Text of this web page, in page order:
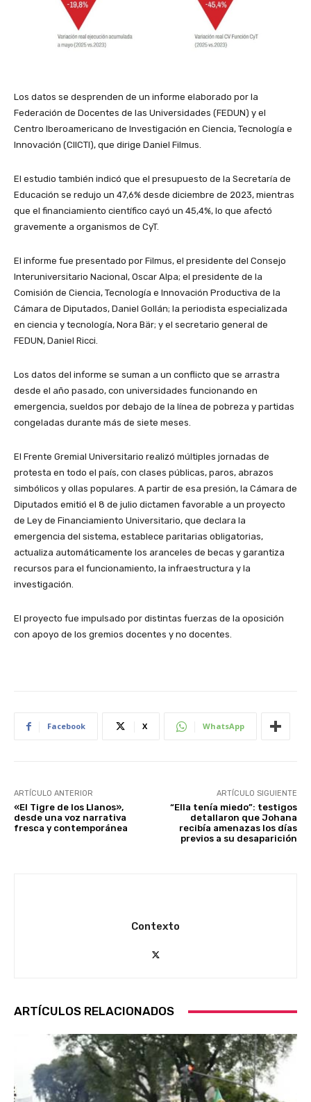
Los datos se desprenden de un informe elaborado por la
Federación de Docentes de las Universidades (FEDUN) y el
Centro Iberoamericano de Investigación en Ciencia, Tecnología e
Innovación (CIICTI), que dirige Daniel Filmus.
El estudio también indicó que el presupuesto de la Secretaría de
Educación se redujo un 47,6% desde diciembre de 2023, mientras
que el financiamiento científico cayó un 45,4%, lo que afectó
gravemente a organismos de CyT.
El informe fue presentado por Filmus, el presidente del Consejo
Interuniversitario Nacional, Oscar Alpa; el presidente de la
Comisión de Ciencia, Tecnología e Innovación Productiva de la
Cámara de Diputados, Daniel Gollán; la periodista especializada
en ciencia y tecnología, Nora Bär; y el secretario general de
FEDUN, Daniel Ricci.
Los datos del informe se suman a un conflicto que se arrastra
desde el año pasado, con universidades funcionando en
emergencia, sueldos por debajo de la línea de pobreza y partidas
congeladas durante más de siete meses.
El Frente Gremial Universitario realizó múltiples jornadas de
protesta en todo el país, con clases públicas, paros, abrazos
simbólicos y ollas populares. A partir de esa presión, la Cámara de
Diputados emitió el 8 de julio dictamen favorable a un proyecto
de Ley de Financiamiento Universitario, que declara la
emergencia del sistema, establece paritarias obligatorias,
actualiza automáticamente los aranceles de becas y garantiza
recursos para el funcionamiento, la infraestructura y la
investigación.
El proyecto fue impulsado por distintas fuerzas de la oposición
con apoyo de los gremios docentes y no docentes.
Facebook X WhatsApp
ARTÍCULO ANTERIOR
«El Tigre de los Llanos»,
desde una voz narrativa
fresca y contemporánea
ARTÍCULO SIGUIENTE
“Ella tenía miedo”: testigos
detallaron que Johana
recibía amenazas los días
previos a su desaparición
Contexto
ARTÍCULOS RELACIONADOS